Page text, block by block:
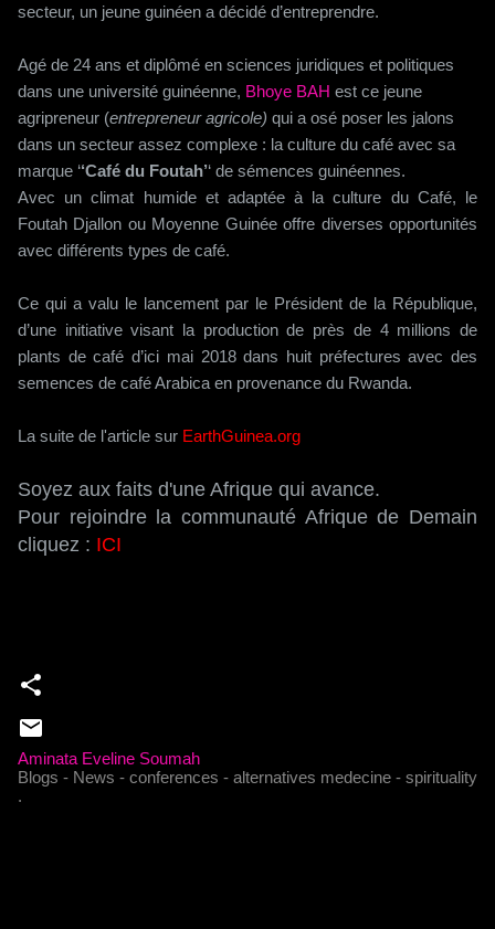
secteur, un jeune guinéen a décidé d’entreprendre.
Agé de 24 ans et diplômé en sciences juridiques et politiques
dans une université guinéenne, Bhoye BAH est ce jeune
agripreneur (entrepreneur agricole) qui a osé poser les jalons
dans un secteur assez complexe : la culture du café avec sa
marque ‘‘Café du Foutah’‘ de sémences guinéennes.
Avec un climat humide et adaptée à la culture du Café, le
Foutah Djallon ou Moyenne Guinée offre diverses opportunités
avec différents types de café.
Ce qui a valu le lancement par le Président de la République,
d’une initiative visant la production de près de 4 millions de
plants de café d’ici mai 2018 dans huit préfectures avec des
semences de café Arabica en provenance du Rwanda.
La suite de l'article sur EarthGuinea.org
Soyez aux faits d'une Afrique qui avance.
Pour rejoindre la communauté Afrique de Demain
cliquez : ICI
Aminata Eveline Soumah
Blogs - News - conferences - alternatives medecine - spirituality
.